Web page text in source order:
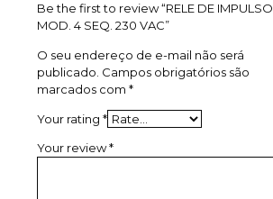
Be the first to review “RELE DE IMPULSO
MOD. 4 SEQ. 230 VAC”
O seu endereço de e-mail não será
publicado. Campos obrigatórios são
marcados com *
Your rating *
Your review*